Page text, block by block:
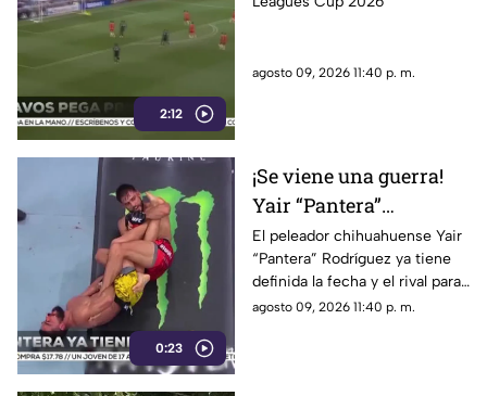
2:12
Leagues Cup
agosto 09, 2026 11:40 p. m.
0:23
¡Se viene una guerra!
Yair “Pantera”
Rodríguez enfrentará a
Jens Silva y buscará
volver por el título de
UFC
El peleador chihuahuense Yair
“Pantera” Rodríguez ya tiene
definida la fecha y el rival para
su esperado regreso al
agosto 09, 2026 11:40 p. m.